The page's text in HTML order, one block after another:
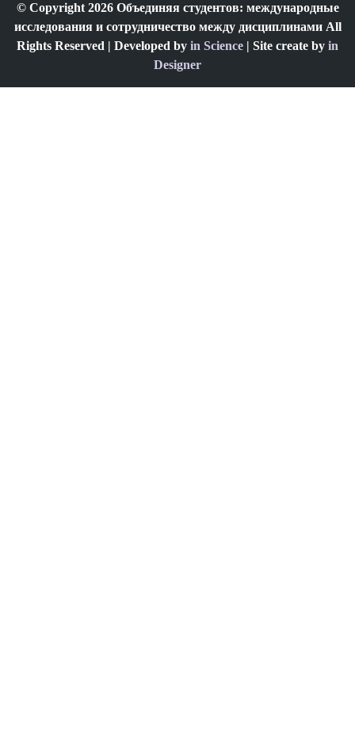
© Copyright 2026 Объединяя студентов: международные
исследования и сотрудничество между дисциплинами All
Rights Reserved | Developed by in Science | Site create by in
Designer